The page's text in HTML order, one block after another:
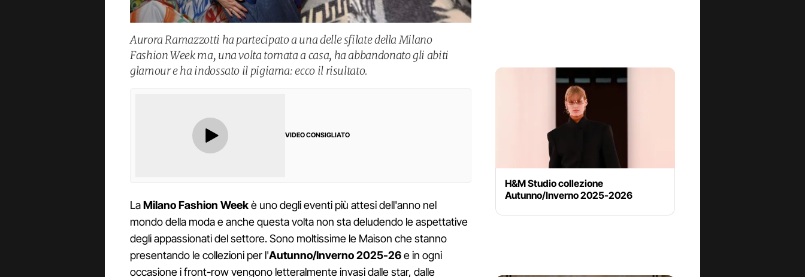
Aurora Ramazzotti ha partecipato a una delle sfilate della Milano
Fashion Week ma, una volta tornata a casa, ha abbandonato gli abiti
glamour e ha indossato il pigiama: ecco il risultato.
VIDEO CONSIGLIATO
LaMilano Fashion Weekè uno degli eventi più attesi dell'anno nel
mondo della moda e anche questa volta non sta deludendo le aspettative
degli appassionati del settore. Sono moltissime le Maison che stanno
presentando le collezioni per l'Autunno/Inverno 2025-26e in ogni
occasione i front-row vengono letteralmente invasi dalle star, dalle
H&M Studio collezione
Autunno/Inverno 2025-2026